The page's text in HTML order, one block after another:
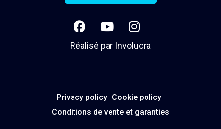
Réalisé par Involucra
Privacy policy Cookie policy
Conditions de vente et garanties